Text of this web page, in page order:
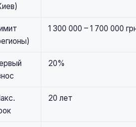
1 300 000 – 1 700 000
20%
20 лет